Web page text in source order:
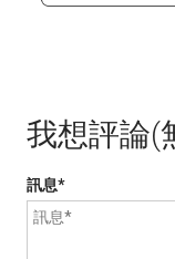
我想評論(
訊息*